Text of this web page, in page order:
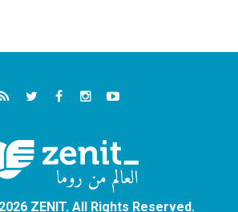
ZENIT. All Rights Reserved.